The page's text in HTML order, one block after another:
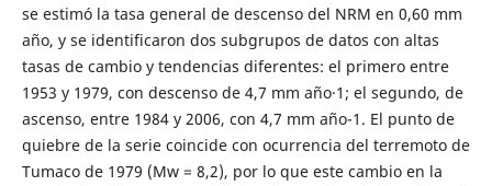
se estimó la tasa general de descenso del NRM en 0,60 mm
año, y se identificaron dos subgrupos de datos con altas
tasas de cambio y tendencias diferentes: el primero entre
1953 y 1979, con descenso de 4,7 mm año·1; el segundo, de
ascenso, entre 1984 y 2006, con 4,7 mm año-1. El punto de
quiebre de la serie coincide con ocurrencia del terremoto de
Tumaco de 1979 (Mw = 8,2), por lo que este cambio en la